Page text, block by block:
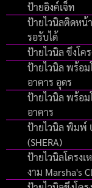
ป้ายอิงค์เจ็ท
ป้ายไวนิลติดหน้
รอรับได้
ป้ายไวนิล ขึงโค
ป้ายไวนิล พร้อม
อาคาร อุดร
ป้ายไวนิล พร้อม
อาคาร
ป้ายไวนิล พิมพ์
(SHERA)
ป้ายไวนิลโครง
งาม Marsha's